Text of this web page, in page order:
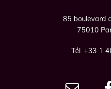
85 boulevard
75010
Tél. +33 1